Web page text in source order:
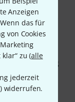
Anzeigen
das für
von Cookies
zu (alle
jederzeit
) widerrufen.
PayPal,
Ratenzahlung